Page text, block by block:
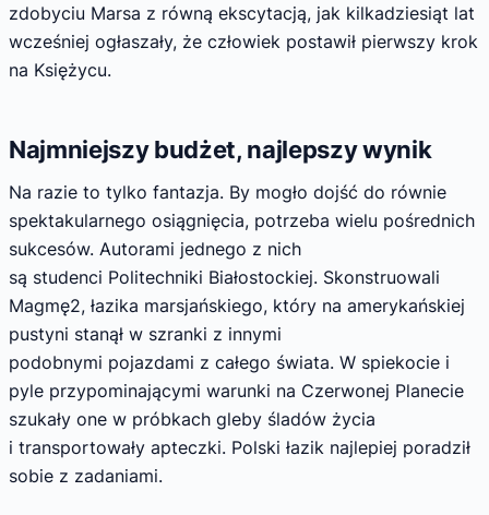
zdobyciu Marsa z równą ekscytacją, jak kilkadziesiąt lat
wcześniej ogłaszały, że człowiek postawił pierwszy krok
na Księżycu.
Najmniejszy budżet, najlepszy wynik
Na razie to tylko fantazja. By mogło dojść do równie
spektakularnego osiągnięcia, potrzeba wielu pośrednich
sukcesów. Autorami jednego z nich
są studenci Politechniki Białostockiej. Skonstruowali
Magmę2, łazika marsjańskiego, który na amerykańskiej
pustyni stanął w szranki z innymi
podobnymi pojazdami z całego świata. W spiekocie i
pyle przypominającymi warunki na Czerwonej Planecie
szukały one w próbkach gleby śladów życia
i transportowały apteczki. Polski łazik najlepiej poradził
sobie z zadaniami.